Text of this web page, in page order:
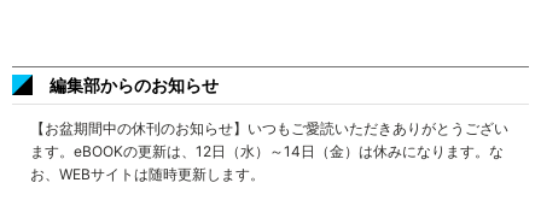
編集部からのお知らせ
【お盆期間中の休刊のお知らせ】いつもご愛読いただきありがとうござい
ます。eBOOKの更新は、12日（水）～14日（金）は休みになります。な
お、WEBサイトは随時更新します。